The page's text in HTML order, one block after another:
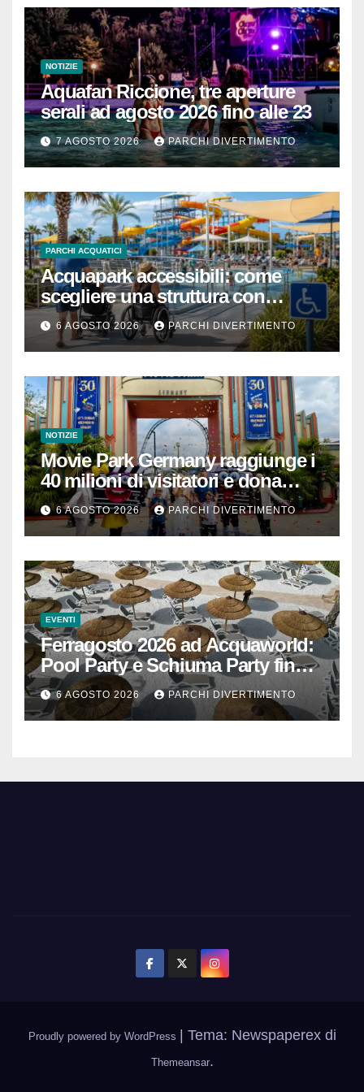
NOTIZIE
Aquafan Riccione, tre aperture
serali ad agosto 2026 fino alle 23
7 AGOSTO 2026 PARCHI DIVERTIMENTO
PARCHI ACQUATICI
Acquapark accessibili: come
scegliere una struttura con
passeggino o sedia a rotelle
6 AGOSTO 2026 PARCHI DIVERTIMENTO
NOTIZIE
Movie Park Germany raggiunge i
40 milioni di visitatori e dona
40.000 euro
6 AGOSTO 2026 PARCHI DIVERTIMENTO
EVENTI
Ferragosto 2026 ad Acquaworld:
Pool Party e Schiuma Party fino a
mezzanotte
6 AGOSTO 2026 PARCHI DIVERTIMENTO
Proudly powered by WordPress Tema: Newspaperex di
Themeansar.